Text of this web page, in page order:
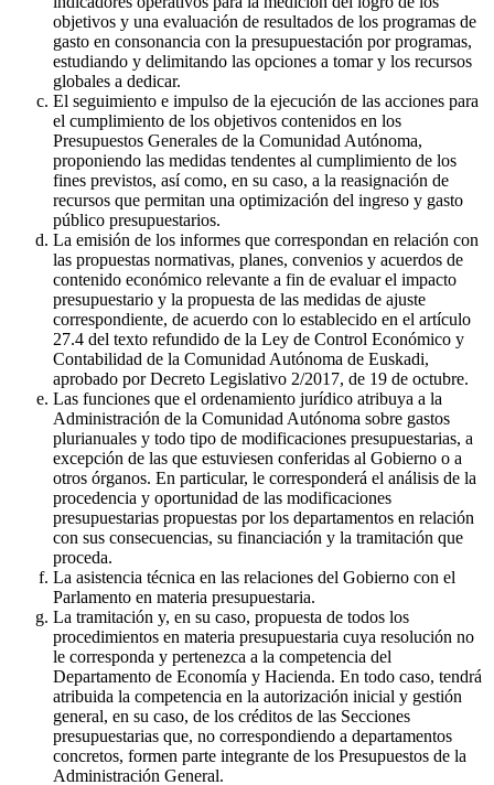
objetivos y una evaluación de resultados de los programas de
gasto en consonancia con la presupuestación por programas,
estudiando y delimitando las opciones a tomar y los recursos
globales a dedicar.
El seguimiento e impulso de la ejecución de las acciones para
el cumplimiento de los objetivos contenidos en los
Presupuestos Generales de la Comunidad Autónoma,
proponiendo las medidas tendentes al cumplimiento de los
fines previstos, así como, en su caso, a la reasignación de
recursos que permitan una optimización del ingreso y gasto
público presupuestarios.
La emisión de los informes que correspondan en relación con
las propuestas normativas, planes, convenios y acuerdos de
contenido económico relevante a fin de evaluar el impacto
presupuestario y la propuesta de las medidas de ajuste
correspondiente, de acuerdo con lo establecido en el artículo
27.4 del texto refundido de la Ley de Control Económico y
Contabilidad de la Comunidad Autónoma de Euskadi,
aprobado por Decreto Legislativo 2/2017, de 19 de octubre.
Las funciones que el ordenamiento jurídico atribuya a la
Administración de la Comunidad Autónoma sobre gastos
plurianuales y todo tipo de modificaciones presupuestarias, a
excepción de las que estuviesen conferidas al Gobierno o a
otros órganos. En particular, le corresponderá el análisis de la
procedencia y oportunidad de las modificaciones
presupuestarias propuestas por los departamentos en relación
con sus consecuencias, su financiación y la tramitación que
proceda.
La asistencia técnica en las relaciones del Gobierno con el
Parlamento en materia presupuestaria.
La tramitación y, en su caso, propuesta de todos los
procedimientos en materia presupuestaria cuya resolución no
le corresponda y pertenezca a la competencia del
Departamento de Economía y Hacienda. En todo caso, tendrá
atribuida la competencia en la autorización inicial y gestión
general, en su caso, de los créditos de las Secciones
presupuestarias que, no correspondiendo a departamentos
concretos, formen parte integrante de los Presupuestos de la
Administración General.